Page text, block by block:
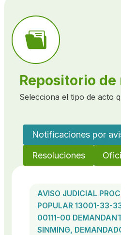
Repositorio de
Selecciona el tipo de acto
Notificaciones por
Resoluciones
AVISO JUDICIAL
POPULAR 13001-33-
00111-00
SINMING,